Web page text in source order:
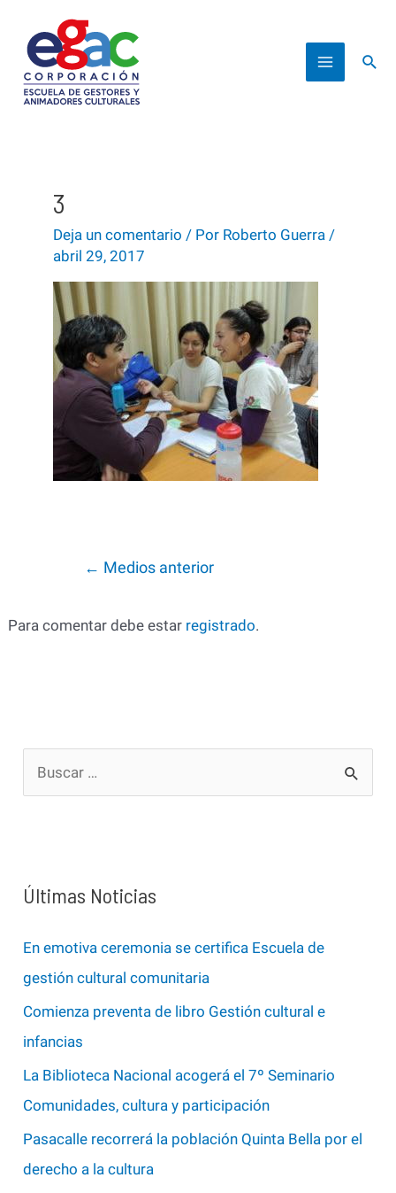
contenido
Main
3
Deja un comentario / Por Roberto Guerra /
abril 29, 2017
Navegación
entradas
← Medios anterior
Para comentar debe estar registrado.
u
a
p
o
r
:
Últimas Noticias
En emotiva ceremonia se certifica Escuela de
gestión cultural comunitaria
Comienza preventa de libro Gestión cultural e
infancias
La Biblioteca Nacional acogerá el 7º Seminario
Comunidades, cultura y participación
Pasacalle recorrerá la población Quinta Bella por el
derecho a la cultura